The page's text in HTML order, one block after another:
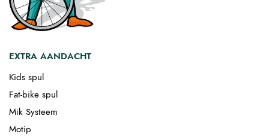
EXTRA AANDACHT
Kids spul
Fat-bike spul
Mik Systeem
Motip